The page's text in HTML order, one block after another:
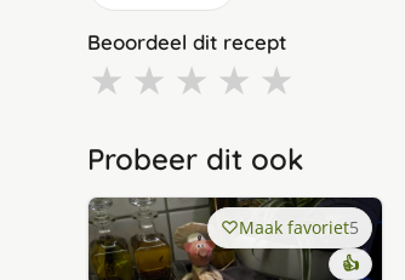
Beoordeel dit recept
★ ★ ★ ★ ★
Probeer dit ook
Maak favoriet5
👍